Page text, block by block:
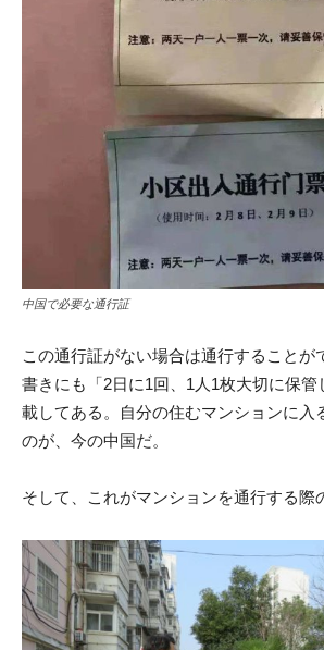
中国で必要な通行証
この通行証がない場合は通行することが
書きにも「2日に1回、1人1枚大切に保
載してある。自分の住むマンションに入
のが、今の中国だ。
そして、これがマンションを通行する際